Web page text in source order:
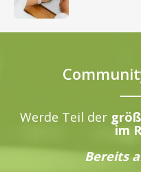
Werde Teil der
im
Bereits